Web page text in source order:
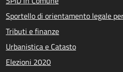
Sportello di orientamento legale
Tributi e finanze
Urbanistica e Catasto
Elezioni 2020